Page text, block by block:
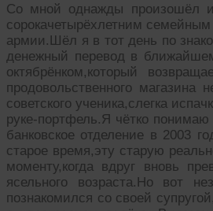
Со мной однажды произошёл
сорокачетырёхлетним
армии.Шёл я в тот день по
денежный перевод в
октябрёнком,который
продовольственного
советского ученика,слегка
руке-портфель.Я чётко
банковское отделение в 2003
старое время,эту старую
моменту,когда вдруг вновь
ясельного возраста.Но вот
познакомился со своей